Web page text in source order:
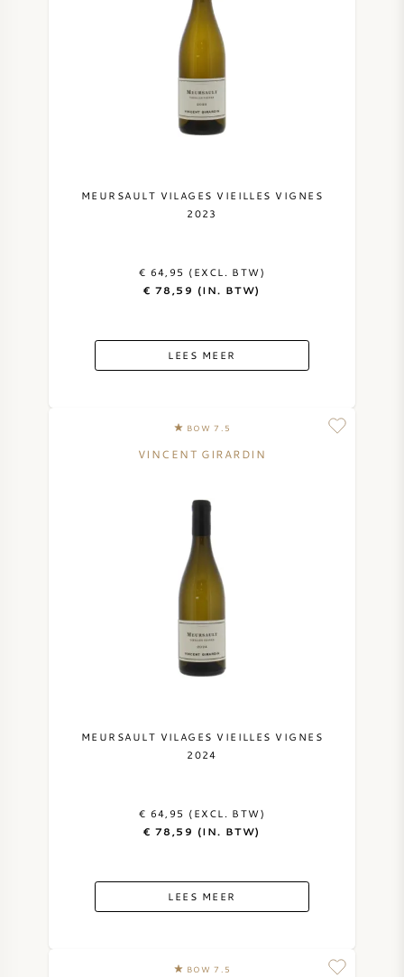
MEURSAULT VILAGES VIEILLES VIGNES
2023
€ 64,95 (EXCL. BTW)
€ 78,59 (IN. BTW)
LEES MEER
BOW 7.5
VINCENT GIRARDIN
MEURSAULT VILAGES VIEILLES VIGNES
2024
€ 64,95 (EXCL. BTW)
€ 78,59 (IN. BTW)
LEES MEER
BOW 7.5